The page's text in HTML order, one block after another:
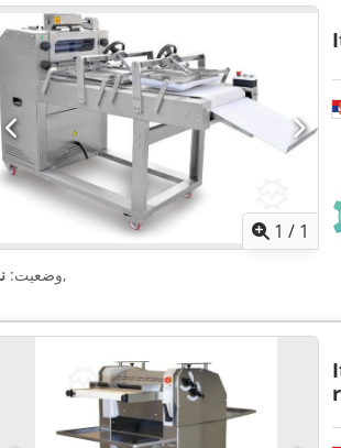
1 / 1
وضعیت:,